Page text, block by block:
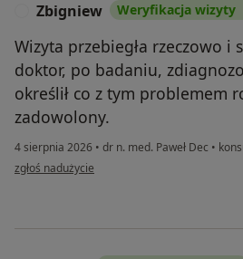
Zbigniew Weryfikacja wizyty
Wizyta przebiegła rzeczowo i
doktor, po badaniu,
określił co z tym problemem
zadowolony.
4 sierpnia 2026 • dr n. med. Paweł Dec •
w opinii użytkownika Zbigniew
zgłoś nadużycie